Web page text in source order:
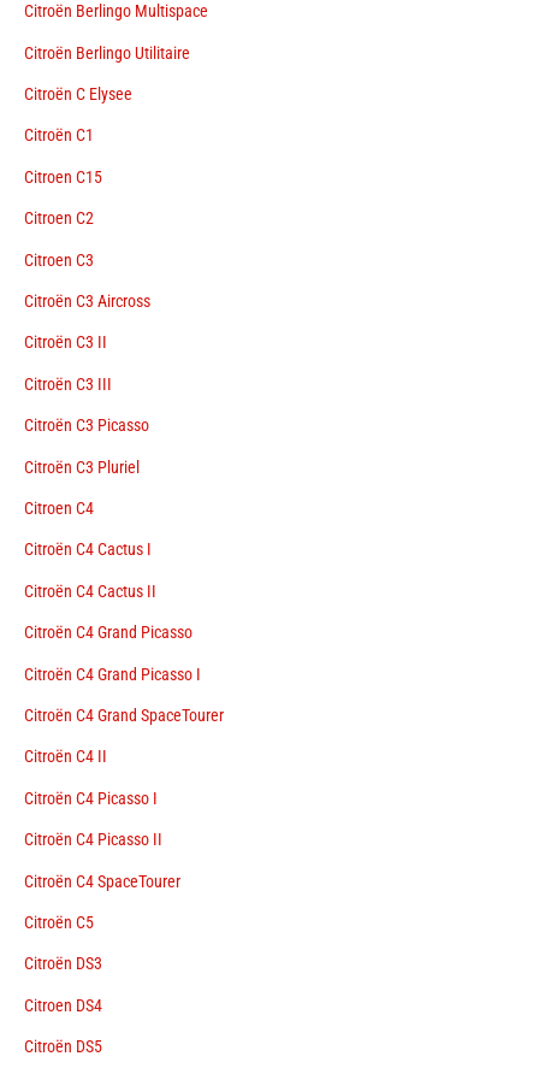
Citroën Berlingo Multispace
Citroën Berlingo Utilitaire
Citroën C Elysee
Citroën C1
Citroen C15
Citroen C2
Citroen C3
Citroën C3 Aircross
Citroën C3 II
Citroën C3 III
Citroën C3 Picasso
Citroën C3 Pluriel
Citroen C4
Citroën C4 Cactus I
Citroën C4 Cactus II
Citroën C4 Grand Picasso
Citroën C4 Grand Picasso I
Citroën C4 Grand SpaceTourer
Citroën C4 II
Citroën C4 Picasso I
Citroën C4 Picasso II
Citroën C4 SpaceTourer
Citroën C5
Citroën DS3
Citroen DS4
Citroën DS5